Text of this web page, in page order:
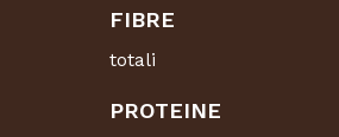
FIBRE
totali
PROTEINE